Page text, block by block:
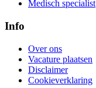
Medisch specialist
Info
Over ons
Vacature plaatsen
Disclaimer
Cookieverklaring